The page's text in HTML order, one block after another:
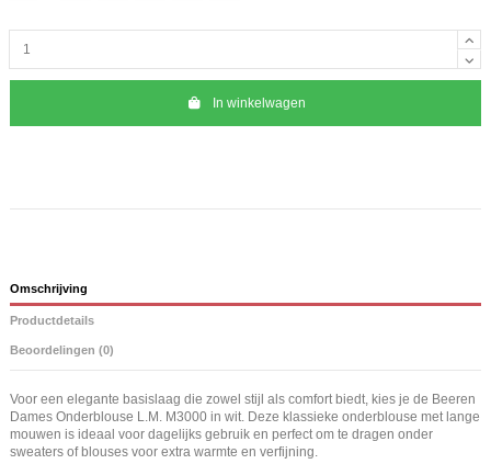
In winkelwagen
Omschrijving
Productdetails
Beoordelingen (0)
Voor een elegante basislaag die zowel stijl als comfort biedt, kies je de Beeren
Dames Onderblouse L.M. M3000 in wit. Deze klassieke onderblouse met lange
mouwen is ideaal voor dagelijks gebruik en perfect om te dragen onder
sweaters of blouses voor extra warmte en verfijning.